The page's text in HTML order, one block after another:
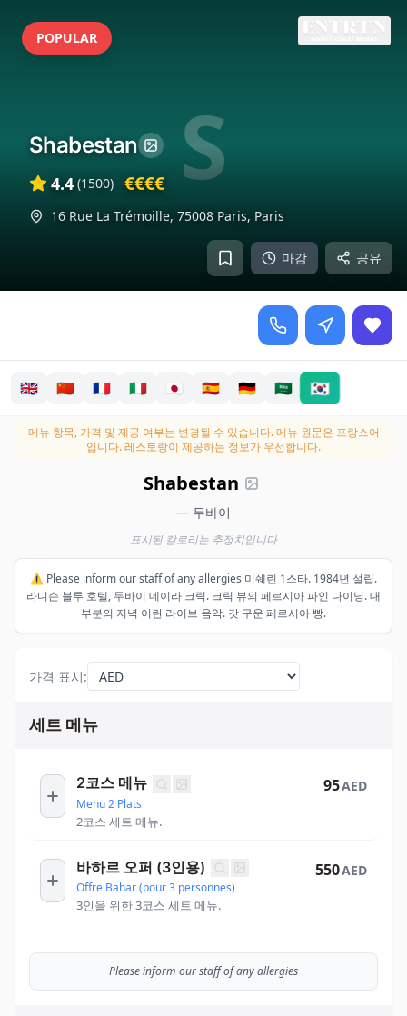
S
POPULAR
마감 공유
Shabestan
4.4 (1500) €€€€
16 Rue La Trémoille, 75008 Paris, Paris
🇬🇧 🇨🇳 🇫🇷 🇮🇹 🇯🇵 🇪🇸 🇩🇪 🇸🇦 🇰🇷
메뉴 항목, 가격 및 제공 여부는 변경될 수 있습니다.메뉴 원문은 프랑스어
입니다. 레스토랑이 제공하는 정보가 우선합니다.
Shabestan
— 두바이
표시된 칼로리는 추정치입니다
⚠️ Please inform our staff of any allergies 미쉐린 1스타. 1984년 설립.
라디슨 블루 호텔, 두바이 데이라 크릭. 크릭 뷰의 페르시아 파인 다이닝. 대
부분의 저녁 이란 라이브 음악. 갓 구운 페르시아 빵.
가격 표시:
세트 메뉴
2코스 메뉴
Menu 2 Plats
2코스 세트 메뉴.
95AED
바하르 오퍼 (3인용)
Offre Bahar (pour 3 personnes)
3인을 위한 3코스 세트 메뉴.
550AED
Please inform our staff of any allergies